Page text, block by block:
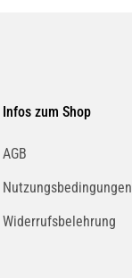
Infos zum Shop
AGB
Nutzungsbedingungen
Widerrufsbelehrung